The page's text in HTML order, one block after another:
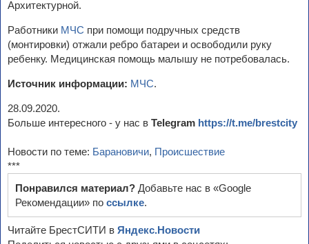
Архитектурной.
Работники МЧС при помощи подручных средств
(монтировки) отжали ребро батареи и освободили руку
ребенку. Медицинская помощь малышу не потребовалась.
Источник информации: МЧС.
28.09.2020.
Больше интересного - у нас в Telegram https://t.me/brestcity
Новости по теме: Барановичи, Происшествие
***
Понравился материал? Добавьте нас в «Google
Рекомендации» по ссылке.
Читайте БрестСИТИ в Яндекс.Новости